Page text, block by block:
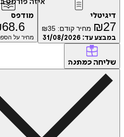
איזה פורמט בא לך?
₪ מחיר קודם: ₪35
עד:31/08/2026
מודפס
₪68.6
מחיר על הספר: ₪98
כמתנה